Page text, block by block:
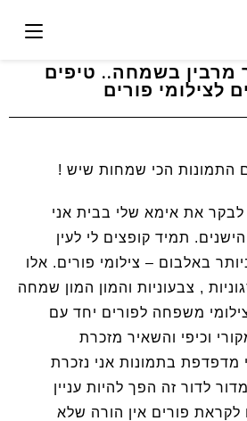
מרבין בשמחה.. טיפים
לצילומי פורים
התמונות הכי שמחות שיש !
את אימא שלי בבית אני
תמיד קופצים לי לעין
באלבום – צילומי פורים. אלו
, צבעוניות והמון המון שמחה
משפחה לפורים יחד עם
וכיפי והשאיר מזכרת
מדפדפת בתמונות אני נזכרת
לדור זה הפך להיות עניין
לקראת פורים אין הורה שלא